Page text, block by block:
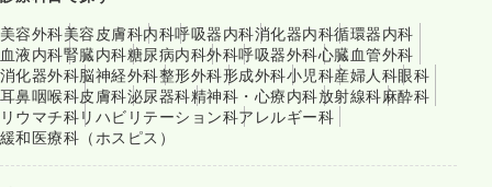
美容外科美容皮膚科内科呼吸器内科消化器内科循環器内科
血液内科腎臓内科糖尿病内科外科呼吸器外科心臓血管外科
消化器外科脳神経外科整形外科形成外科小児科産婦人科眼科
耳鼻咽喉科皮膚科泌尿器科精神科・心療内科放射線科麻酔科
リウマチ科リハビリテーション科アレルギー科
緩和医療科（ホスピス）